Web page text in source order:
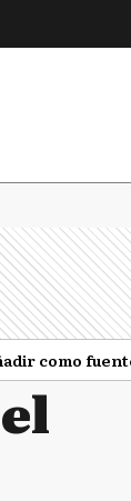
como